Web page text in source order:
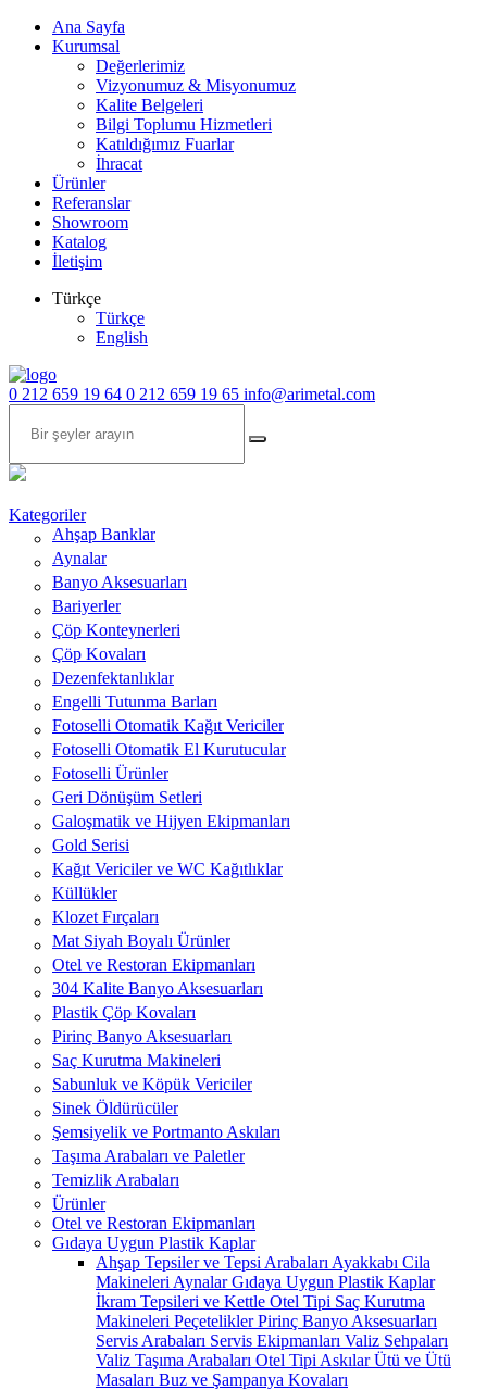
Ana Sayfa
Kurumsal
Değerlerimiz
Vizyonumuz & Misyonumuz
Kalite Belgeleri
Bilgi Toplumu Hizmetleri
Katıldığımız Fuarlar
İhracat
Ürünler
Referanslar
Showroom
Katalog
İletişim
Türkçe
Türkçe
English
0 212 659 19 64 0 212 659 19 65 info@arimetal.com
Kategoriler
Ahşap Banklar
Aynalar
Banyo Aksesuarları
Bariyerler
Çöp Konteynerleri
Çöp Kovaları
Dezenfektanlıklar
Engelli Tutunma Barları
Fotoselli Otomatik Kağıt Vericiler
Fotoselli Otomatik El Kurutucular
Fotoselli Ürünler
Geri Dönüşüm Setleri
Galoşmatik ve Hijyen Ekipmanları
Gold Serisi
Kağıt Vericiler ve WC Kağıtlıklar
Küllükler
Klozet Fırçaları
Mat Siyah Boyalı Ürünler
Otel ve Restoran Ekipmanları
304 Kalite Banyo Aksesuarları
Plastik Çöp Kovaları
Pirinç Banyo Aksesuarları
Saç Kurutma Makineleri
Sabunluk ve Köpük Vericiler
Sinek Öldürücüler
Şemsiyelik ve Portmanto Askıları
Taşıma Arabaları ve Paletler
Temizlik Arabaları
Ürünler
Otel ve Restoran Ekipmanları
Gıdaya Uygun Plastik Kaplar
Ahşap Tepsiler ve Tepsi Arabaları Ayakkabı Cila
Makineleri AynalarGıdaya Uygun Plastik Kaplar
İkram Tepsileri ve Kettle Otel Tipi Saç Kurutma
Makineleri PeçeteliklerPirinç Banyo Aksesuarları
Servis Arabaları Servis Ekipmanları Valiz Sehpaları
Valiz Taşıma Arabaları Otel Tipi AskılarÜtü ve Ütü
Masaları Buz ve Şampanya Kovaları